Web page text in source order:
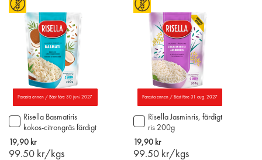
Parasta ennen / Bäst före 30 juni 2027
Risella Basmatiris
kokos-citrongräs färdigt
ris 200g
19,90 kr
99.50 kr/kgs
Lägg
till
i
varukorgen
Parasta ennen / Bäst före 31 aug. 2027
Risella Jasminris, färdigt
ris 200g
19,90 kr
99.50 kr/kgs
Lägg
till
i
varukorgen